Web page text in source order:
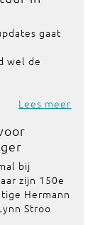
gaat
wel de
Lees meer
bij
zijn 150e
Hermann
Stroo